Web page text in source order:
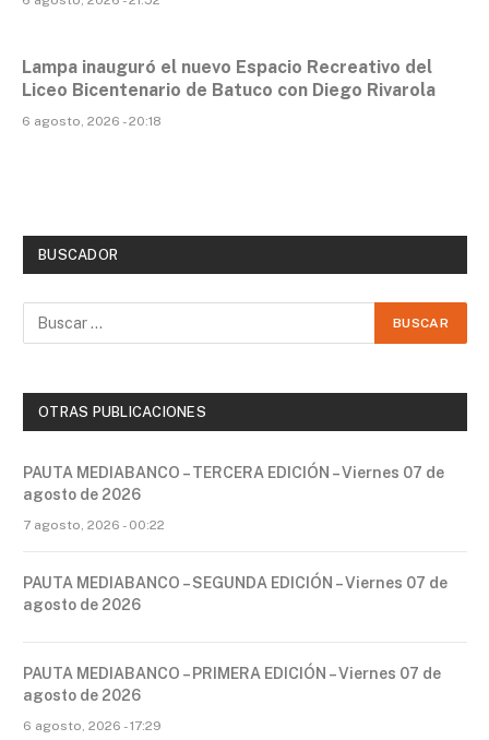
Lampa inauguró el nuevo Espacio Recreativo del
Liceo Bicentenario de Batuco con Diego Rivarola
6 agosto, 2026 - 20:18
BUSCADOR
OTRAS PUBLICACIONES
PAUTA MEDIABANCO – TERCERA EDICIÓN – Viernes 07 de
agosto de 2026
7 agosto, 2026 - 00:22
PAUTA MEDIABANCO – SEGUNDA EDICIÓN – Viernes 07 de
agosto de 2026
PAUTA MEDIABANCO – PRIMERA EDICIÓN – Viernes 07 de
agosto de 2026
6 agosto, 2026 - 17:29